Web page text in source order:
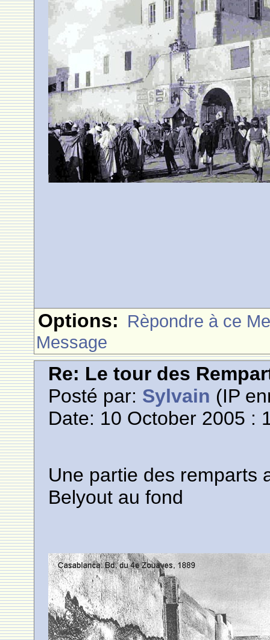
Options: Rèpondre à ce
Message
Re: Le tour des
Posté par: Sylvain (IP
Date: 10 October 2005 :
Une partie des remparts
Belyout au fond